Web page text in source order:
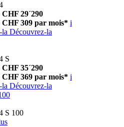
29´290
309 par mois* i
la Découvrez-la
S
35´290
369 par mois* i
la Découvrez-la
S 100